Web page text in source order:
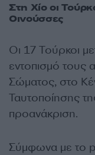
Στη Χίο οι
Οινούσσες
Οι 17 Τούρκοι
εντοπισμό τους
Σώματος, στο
Ταυτοποίησης
προανάκριση.
Σύμφωνα με το